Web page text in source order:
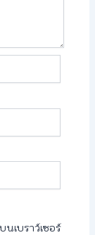
เบราว์เซอร์